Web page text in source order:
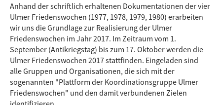
Anhand der schriftlich erhaltenen Dokumentationen der vier
Ulmer Friedenswochen (1977, 1978, 1979, 1980) erarbeiten
wir uns die Grundlage zur Realisierung der Ulmer
Friedenswochen im Jahr 2017. Im Zeitraum vom 1.
September (Antikriegstag) bis zum 17. Oktober werden die
Ulmer Friedenswochen 2017 stattfinden. Eingeladen sind
alle Gruppen und Organisationen, die sich mit der
sogenannten "Plattform der Koordinationsgruppe Ulmer
Friedenswochen" und den damit verbundenen Zielen